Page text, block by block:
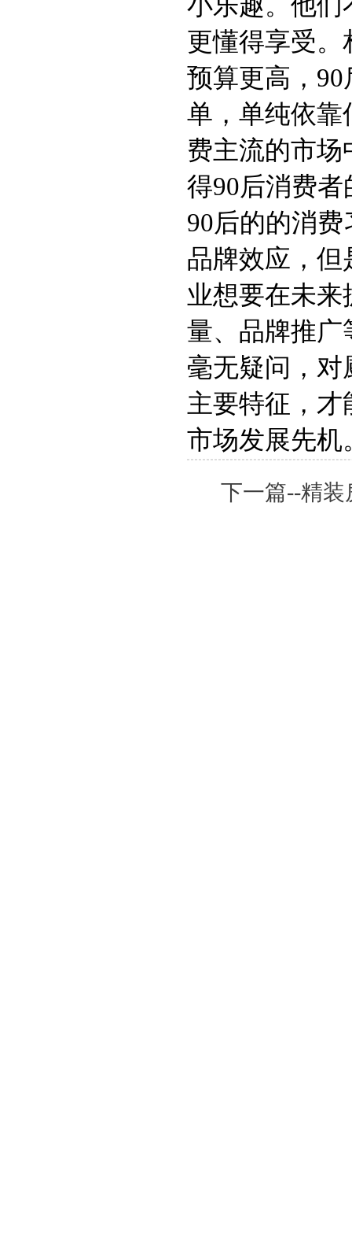
更懂得享受。
预算更高，
单，单纯依靠
费主流的市场
得90后消费
90后的的消
品牌效应，但
业想要在未来
量、品牌推广
毫无疑问，对
主要特征，
市场发展先机
下一篇--精